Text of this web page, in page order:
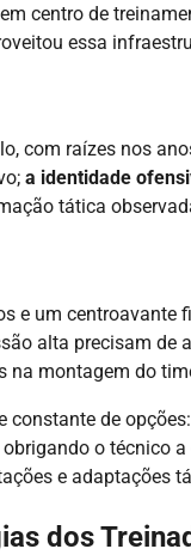
centro de
essa
com raízes nos
a identidade
tática
e um centroavante
alta precisam de
na montagem do
constante de
o técnico
e adaptações
dos